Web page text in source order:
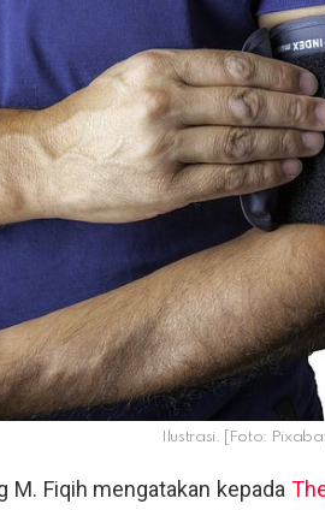
Ilustrasi. [Foto:
M. Fiqih mengatakan kepada